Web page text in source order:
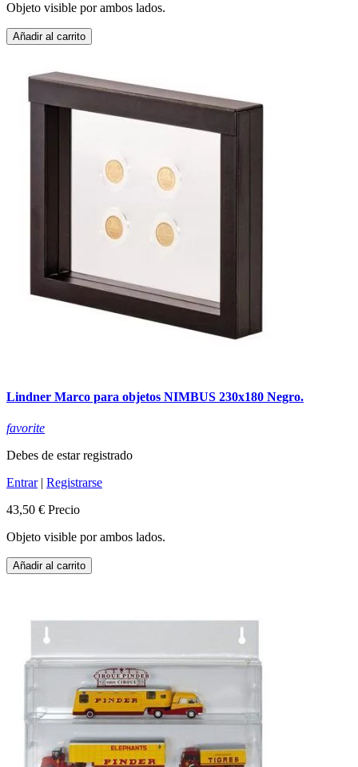
Objeto visible por ambos lados.
Añadir al carrito
Lindner Marco para objetos NIMBUS 230x180 Negro.
favorite
Debes de estar registrado
Entrar| Registrarse
43,50 € Precio
Objeto visible por ambos lados.
Añadir al carrito